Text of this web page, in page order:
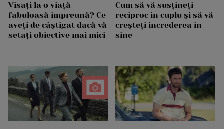
Visați la o viață
fabuloasă împreună? Ce
aveți de câștigat dacă vă
setați obiective mai mici
Cum să vă susțineți
reciproc în cuplu și să vă
creșteți încrederea în
sine